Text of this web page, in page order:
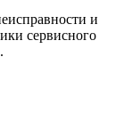
и
сервисного